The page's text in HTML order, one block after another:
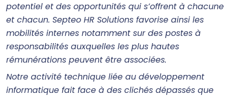
potentiel et des opportunités qui s’offrent à chacune
et chacun. Septeo HR Solutions favorise ainsi les
mobilités internes notamment sur des postes à
responsabilités auxquelles les plus hautes
rémunérations peuvent être associées.
Notre activité technique liée au développement
informatique fait face à des clichés dépassés que